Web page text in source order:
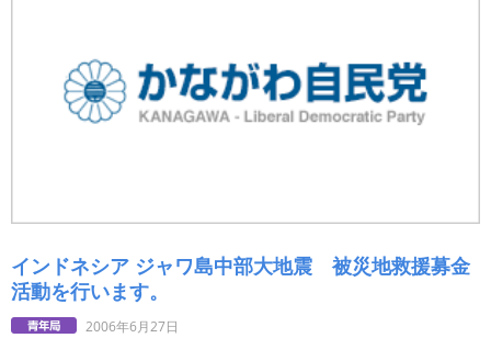
インドネシア ジャワ島中部大地震 被災地救援募金
活動を行います。
2006年6月27日